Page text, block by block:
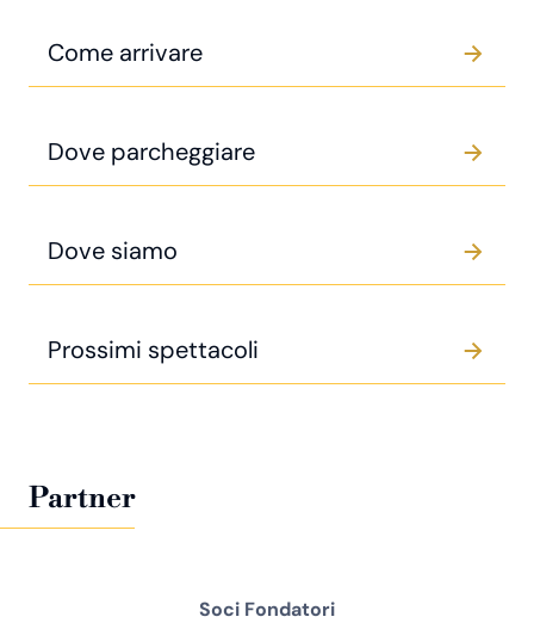
Come arrivare
Dove parcheggiare
Dove siamo
Prossimi spettacoli
Partner
Soci Fondatori